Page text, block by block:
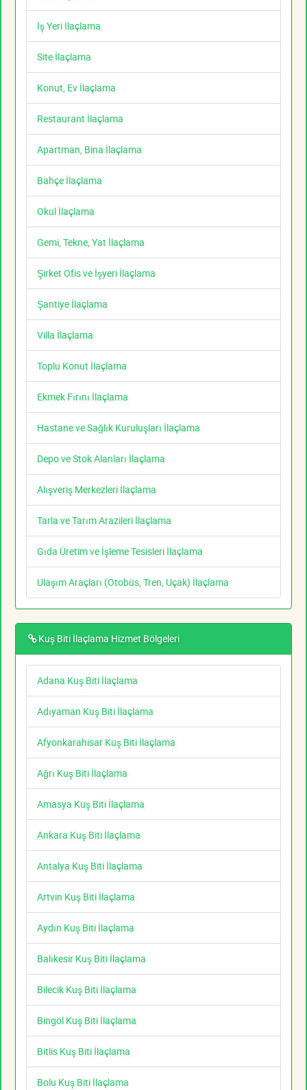
İş Yeri İlaçlama
Site İlaçlama
Konut, Ev İlaçlama
Restaurant İlaçlama
Apartman, Bina İlaçlama
Bahçe İlaçlama
Okul İlaçlama
Gemi, Tekne, Yat İlaçlama
Şirket Ofis ve İşyeri İlaçlama
Şantiye İlaçlama
Villa İlaçlama
Toplu Konut İlaçlama
Ekmek Fırını İlaçlama
Hastane ve Sağlık Kuruluşları İlaçlama
Depo ve Stok Alanları İlaçlama
Alışveriş Merkezleri İlaçlama
Tarla ve Tarım Arazileri İlaçlama
Gıda Üretim ve İşleme Tesisleri İlaçlama
Ulaşım Araçları (Otobüs, Tren, Uçak) İlaçlama
Kuş Biti İlaçlama Hizmet Bölgeleri
Adana Kuş Biti İlaçlama
Adıyaman Kuş Biti İlaçlama
Afyonkarahisar Kuş Biti İlaçlama
Ağrı Kuş Biti İlaçlama
Amasya Kuş Biti İlaçlama
Ankara Kuş Biti İlaçlama
Antalya Kuş Biti İlaçlama
Artvin Kuş Biti İlaçlama
Aydın Kuş Biti İlaçlama
Balıkesir Kuş Biti İlaçlama
Bilecik Kuş Biti İlaçlama
Bingöl Kuş Biti İlaçlama
Bitlis Kuş Biti İlaçlama
Bolu Kuş Biti İlaçlama